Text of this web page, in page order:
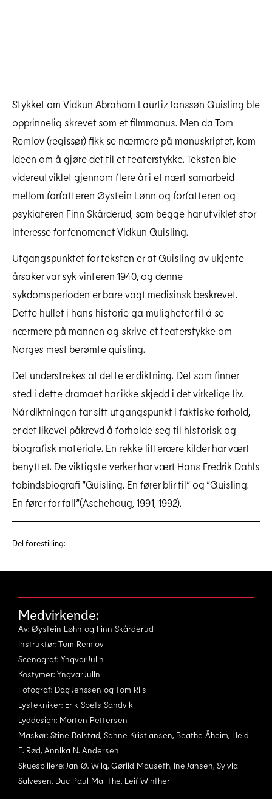
Stykket om Vidkun Abraham Laurtiz Jonssøn Quisling ble
opprinnelig skrevet som et filmmanus. Men da Tom
Remlov (regissør) fikk se nærmere på manuskriptet, kom
ideen om å gjøre det til et teaterstykke. Teksten ble
videreutviklet gjennom flere år i et nært samarbeid
mellom forfatteren Øystein Lønn og forfatteren og
psykiateren Finn Skårderud, som begge har utviklet stor
interesse for fenomenet Vidkun Quisling.
Utgangspunktet for teksten er at Quisling av ukjente
årsaker var syk vinteren 1940, og denne
sykdomsperioden er bare vagt medisinsk beskrevet.
Dette hullet i hans historie ga muligheter til å se
nærmere på mannen og skrive et teaterstykke om
Norges mest berømte quisling.
Det understrekes at dette er diktning. Det som finner
sted i dette dramaet har ikke skjedd i det virkelige liv.
Når diktningen tar sitt utgangspunkt i faktiske forhold,
er det likevel påkrevd å forholde seg til historisk og
biografisk materiale. En rekke litterære kilder har vært
benyttet. De viktigste verker har vært Hans Fredrik Dahls
tobindsbiografi ”Quisling. En fører blir til” og ”Quisling.
En fører for fall”(Aschehoug, 1991, 1992).
Del forestilling:
Medvirkende:
Av: Øystein Løhn og Finn Skårderud
Instruktør: Tom Remlov
Scenograf: Yngvar Julin
Kostymer: Yngvar Julin
Fotograf: Dag Jenssen og Tom Riis
Lystekniker: Erik Spets Sandvik
Lyddesign: Morten Pettersen
Maskør: Stine Bolstad, Sanne Kristiansen, Beathe Åheim, Heidi
E. Rød, Annika N. Andersen
Skuespillere: Jan Ø. Wiig, Gørild Mauseth, Ine Jansen, Sylvia
Salvesen, Duc Paul Mai The, Leif Winther
Last ned høyoppløselig